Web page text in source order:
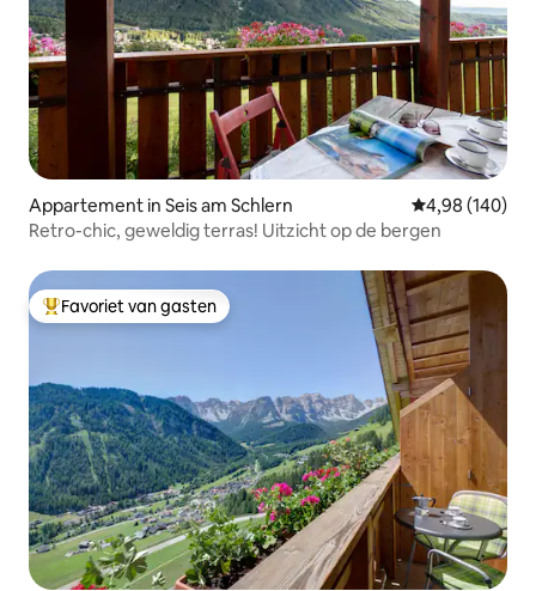
Appartement in Seis am Schlern Gemiddelde
4,98 (140)
Retro-chic, geweldig terras! Uitzicht op de bergen
Topfavoriet van gasten
Favoriet van gasten